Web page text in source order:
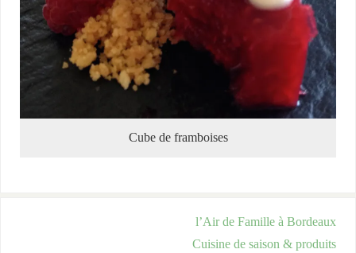
Cube de framboises
l’Air de Famille à Bordeaux
Cuisine de saison & produits